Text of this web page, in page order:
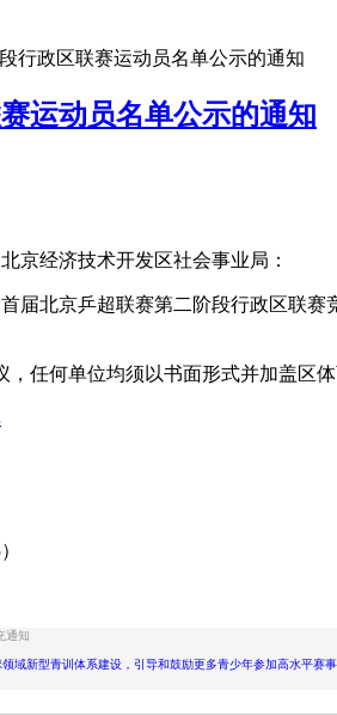
行政区联赛运动员名单公示的通知
运动员名单公示的通知
京经济技术开发区社会事业局：
北京乒超联赛第二阶段行政区联
何单位均须以书面形式并加盖区体
通知
型青训体系建设，引导和鼓励更多青少年参加高水平赛